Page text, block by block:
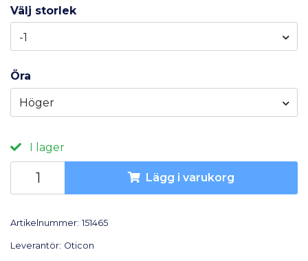
Välj storlek
-1
Öra
Höger
I lager
Lägg i varukorg
Artikelnummer: 151465
Leverantör: Oticon